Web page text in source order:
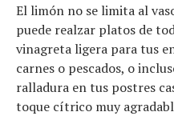
El limón no se limita al
puede realzar platos de
vinagreta ligera para tus
carnes o pescados, o
ralladura en tus postres
toque cítrico muy